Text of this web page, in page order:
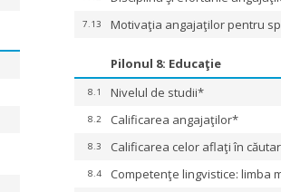
7.13 Motivaţia angajaţilor pentru
Pilonul 8: Educaţie
8.1 Nivelul de studii*
8.2 Calificarea angajaţilor*
8.3 Calificarea celor aflaţi în
8.4 Competenţe lingvistice: limba